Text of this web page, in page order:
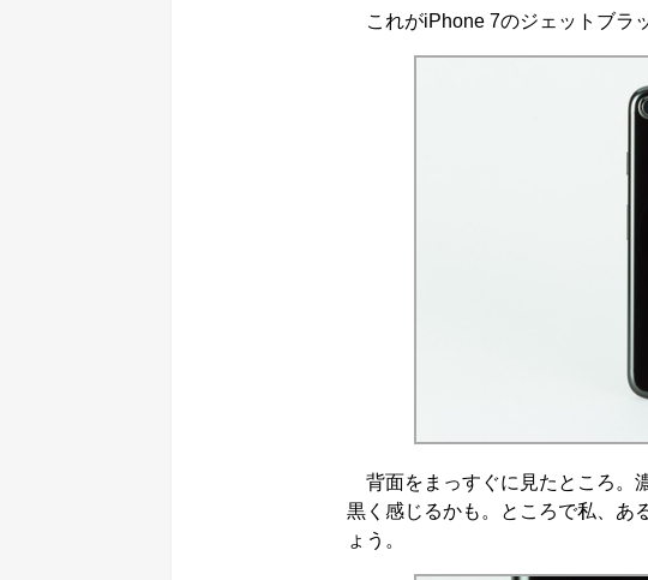
これがiPhone 7のジェットブラ
背面をまっすぐに見たところ。
黒く感じるかも。ところで私、あ
ょう。